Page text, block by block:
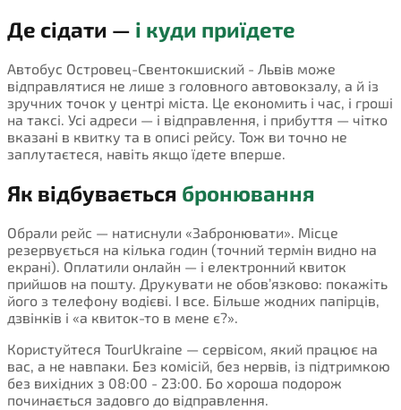
Де сідати — і куди приїдете
Автобус Островец-Свентокшиский - Львів може
відправлятися не лише з головного автовокзалу, а й із
зручних точок у центрі міста. Це економить і час, і гроші
на таксі. Усі адреси — і відправлення, і прибуття — чітко
вказані в квитку та в описі рейсу. Тож ви точно не
заплутаєтеся, навіть якщо їдете вперше.
Як відбувається бронювання
Обрали рейс — натиснули «Забронювати». Місце
резервується на кілька годин (точний термін видно на
екрані). Оплатили онлайн — і електронний квиток
прийшов на пошту. Друкувати не обов’язково: покажіть
його з телефону водієві. І все. Більше жодних папірців,
дзвінків і «а квиток-то в мене є?».
Користуйтеся TourUkraine — сервісом, який працює на
вас, а не навпаки. Без комісій, без нервів, із підтримкою
без вихідних з 08:00 - 23:00. Бо хороша подорож
починається задовго до відправлення.